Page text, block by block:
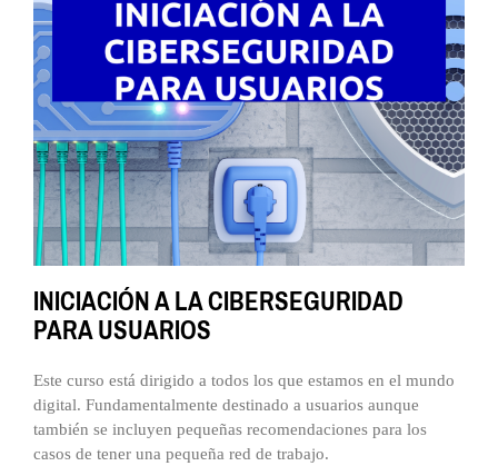
INICIACIÓN A LA CIBERSEGURIDAD
PARA USUARIOS
Este curso está dirigido a todos los que estamos en el mundo
digital. Fundamentalmente destinado a usuarios aunque
también se incluyen pequeñas recomendaciones para los
casos de tener una pequeña red de trabajo.